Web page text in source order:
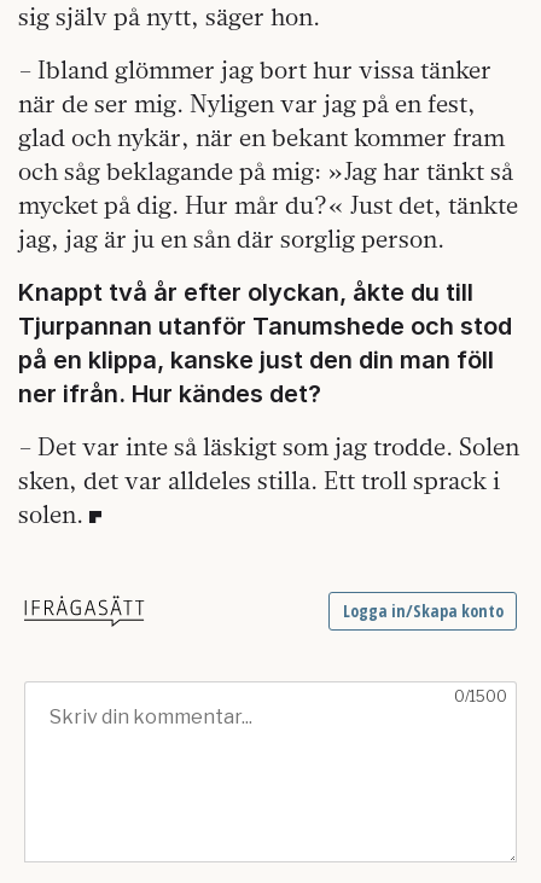
sig själv på nytt, säger hon.
– Ibland glömmer jag bort hur vissa tänker
när de ser mig. Nyligen var jag på en fest,
glad och nykär, när en bekant kommer fram
och såg beklagande på mig: »Jag har tänkt så
mycket på dig. Hur mår du?« Just det, tänkte
jag, jag är ju en sån där sorglig person.
Knappt två år efter olyckan, åkte du till
Tjurpannan utanför Tanumshede och stod
på en klippa, kanske just den din man föll
ner ifrån. Hur kändes det?
– Det var inte så läskigt som jag trodde. Solen
sken, det var alldeles stilla. Ett troll sprack i
solen.